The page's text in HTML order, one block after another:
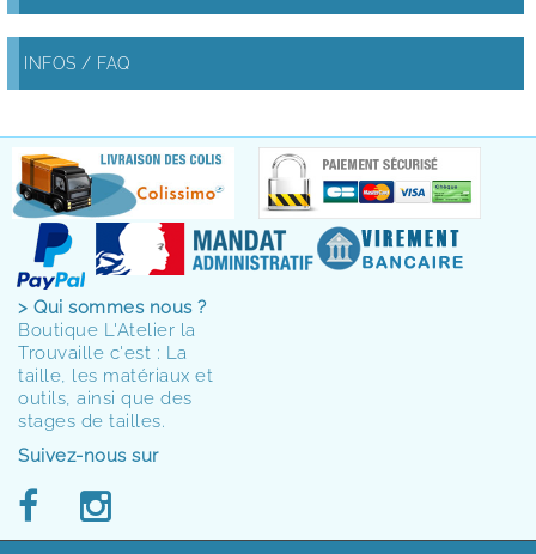
INFOS / FAQ
> Qui sommes nous ?
Boutique L'Atelier la
Trouvaille c'est : La
taille, les matériaux et
outils, ainsi que des
stages de tailles.
Suivez-nous sur